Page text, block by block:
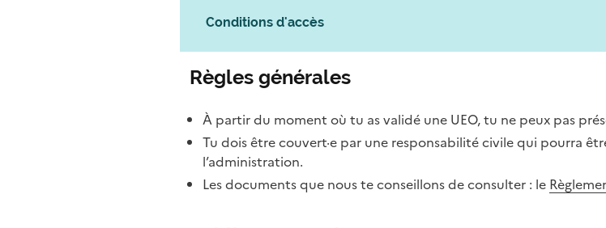
Conditions d'accès
Règles générales
À partir du moment où tu as validé une UEO, tu ne peux pas
Tu dois être couvert·e par une responsabilité civile qui pourra
l’administration.
Les documents que nous te conseillons de consulter : le